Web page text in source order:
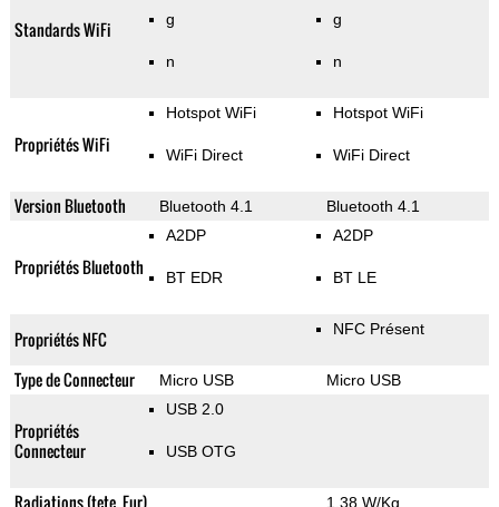
Standards WiFi g
n
g
n
Propriétés WiFi
Hotspot WiFi
WiFi Direct
Hotspot WiFi
WiFi Direct
Version Bluetooth Bluetooth 4.1 Bluetooth 4.1
Propriétés Bluetooth
A2DP
BT EDR
A2DP
BT LE
Propriétés NFC NFC Présent
Type de Connecteur Micro USB Micro USB
Propriétés
Connecteur
USB 2.0
USB OTG
Radiations (tete, Eur) 1.38 W/Kg